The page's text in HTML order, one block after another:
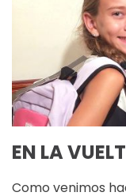
EN LA
Como venimos